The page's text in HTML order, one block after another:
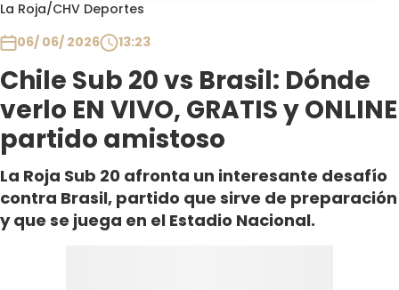
La Roja/CHV Deportes
06/ 06/ 2026
13:23
Chile Sub 20 vs Brasil: Dónde
verlo EN VIVO, GRATIS y ONLINE
partido amistoso
La Roja Sub 20 afronta un interesante desafío
contra Brasil, partido que sirve de preparación
y que se juega en el Estadio Nacional.
Programas
Club De La Comedia
Contigo en Directo
Plan Perfecto
El Tiempo
Sabingo
Todos Los Programas